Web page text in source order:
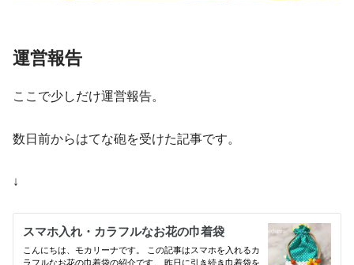
運営報告
ここで少しだけ運営報告。
数日前からはてな砲を受けた記事です。
↓